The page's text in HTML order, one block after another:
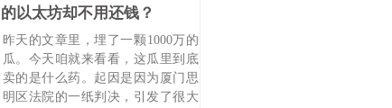
的以太坊却不用还钱？
昨天的文章里，埋了一颗1000万的
瓜。今天咱就来看看，这瓜里到底
卖的是什么药。起因是因为厦门思
明区法院的一纸判决，引发了很大